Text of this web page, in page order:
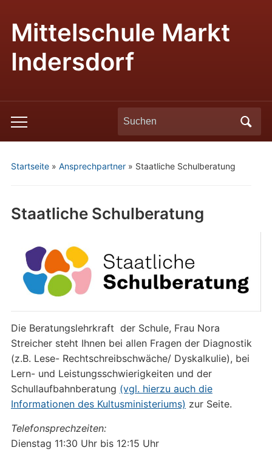
Mittelschule Markt
Indersdorf
Toggle
mobile
Search
for:
Startseite» Ansprechpartner» Staatliche Schulberatung
Staatliche Schulberatung
Die Beratungslehrkraft der Schule, Frau Nora
Streicher steht Ihnen bei allen Fragen der Diagnostik
(z.B. Lese- Rechtschreibschwäche/ Dyskalkulie), bei
Lern- und Leistungsschwierigkeiten und der
Schullaufbahnberatung (vgl. hierzu auch die
Informationen des Kultusministeriums) zur Seite.
Telefonsprechzeiten:
Dienstag 11:30 Uhr bis 12:15 Uhr